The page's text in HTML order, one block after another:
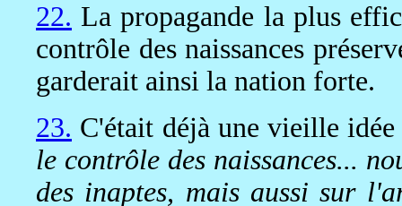
22. La propagande la plus
contrôle des naissances
garderait ainsi la nation forte.
23. C'était déjà une vieille
le contrôle des naissances...
des inaptes, mais aussi sur